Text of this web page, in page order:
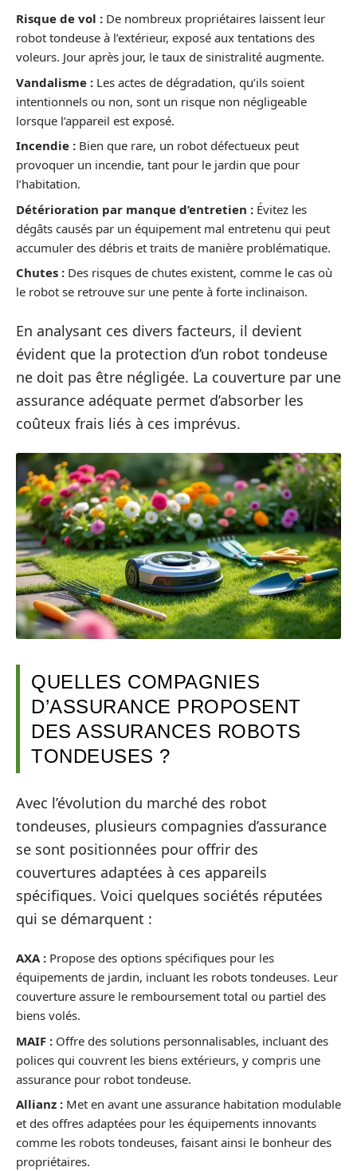
Risque de vol : De nombreux propriétaires laissent leur
robot tondeuse à l’extérieur, exposé aux tentations des
voleurs. Jour après jour, le taux de sinistralité augmente.
Vandalisme : Les actes de dégradation, qu’ils soient
intentionnels ou non, sont un risque non négligeable
lorsque l’appareil est exposé.
Incendie : Bien que rare, un robot défectueux peut
provoquer un incendie, tant pour le jardin que pour
l’habitation.
Détérioration par manque d’entretien : Évitez les
dégâts causés par un équipement mal entretenu qui peut
accumuler des débris et traits de manière problématique.
Chutes : Des risques de chutes existent, comme le cas où
le robot se retrouve sur une pente à forte inclinaison.
En analysant ces divers facteurs, il devient
évident que la protection d’un robot tondeuse
ne doit pas être négligée. La couverture par une
assurance adéquate permet d’absorber les
coûteux frais liés à ces imprévus.
QUELLES COMPAGNIES
D’ASSURANCE PROPOSENT
DES ASSURANCES ROBOTS
TONDEUSES ?
Avec l’évolution du marché des robot
tondeuses, plusieurs compagnies d’assurance
se sont positionnées pour offrir des
couvertures adaptées à ces appareils
spécifiques. Voici quelques sociétés réputées
qui se démarquent :
AXA : Propose des options spécifiques pour les
équipements de jardin, incluant les robots tondeuses. Leur
couverture assure le remboursement total ou partiel des
biens volés.
MAIF : Offre des solutions personnalisables, incluant des
polices qui couvrent les biens extérieurs, y compris une
assurance pour robot tondeuse.
Allianz : Met en avant une assurance habitation modulable
et des offres adaptées pour les équipements innovants
comme les robots tondeuses, faisant ainsi le bonheur des
propriétaires.